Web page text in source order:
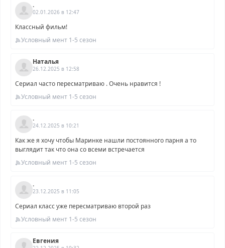
.
02.01.2026 в 12:47
Классный фильм!
Условный мент 1-5 сезон
Наталья
26.12.2025 в 12:58
Сериал часто пересматриваю . Очень нравится !
Условный мент 1-5 сезон
.
24.12.2025 в 10:21
Как же я хочу чтобы Маринке нашли постоянного парня а то
выглядит так что она со всеми встречается
Условный мент 1-5 сезон
.
23.12.2025 в 11:05
Сериал класс уже пересматриваю второй раз
Условный мент 1-5 сезон
Евгения